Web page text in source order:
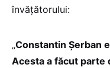
învățătorului:
„Constantin Șerban
Acesta a făcut parte